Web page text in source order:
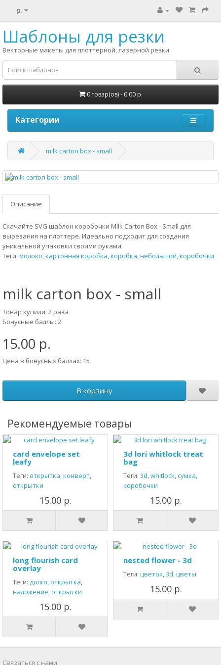
р.
Шаблоны для резки
Векторные макеты для плоттерной, лазерной резки
0 товар(ов) - 0.00 р.
Категории
milk carton box - small
Описание
Скачайте SVG шаблон коробочки Milk Carton Box - Small для
вырезания на плоттере. Идеально подходит для создания
уникальной упаковки своими руками.
Теги: молоко,картонная коробка,коробка,небольшой,коробочки
milk carton box - small
Товар купили: 2 раза
Бонусные баллы: 2
15.00 р.
Цена в бонусных баллах: 15
В корзину
Рекомендуемые товары
card envelope set
leafy
Теги: открытка,конверт,
открытки
15.00 р.
3d lori whitlock treat
bag
Теги: 3d,whitlock,сумка,
коробочки
15.00 р.
long flourish card
overlay
Теги: долго,открытка,
наложение,открытки
15.00 р.
nested flower - 3d
Теги: цветок,3d,цветы
15.00 р.
Связаться с нами